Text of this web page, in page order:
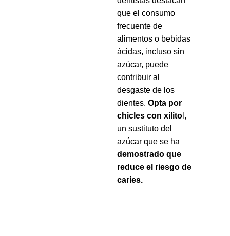
que el consumo
frecuente de
alimentos o bebidas
ácidas, incluso sin
azúcar, puede
contribuir al
desgaste de los
dientes.Opta por
chicles con xilito l,
un sustituto del
azúcar que se ha
demostrado que
reduce el riesgo de
caries.